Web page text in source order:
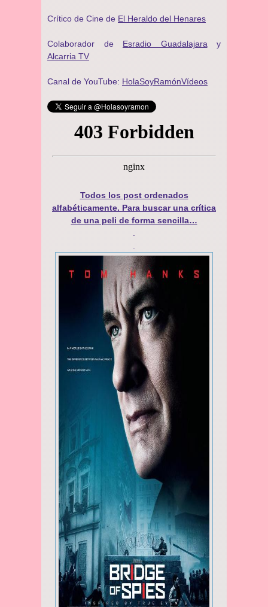
Crítico de Cine de El Heraldo del Henares
Colaborador de Esradio Guadalajara y
Alcarria TV
Canal de YouTube: HolaSoyRamónVídeos
Todos los post ordenados
alfabéticamente. Para buscar una crítica
de una peli de forma sencilla…